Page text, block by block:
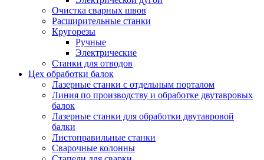
Очистка сварных швов
Расширительные станки
Кругорезы
Ручные
Электрические
Станки для отводов
Цех обработки балок
Лазерные станки с отдельным порталом
Линия по производству и обработке двутавровых
балок
Лазерные станки для обработки двутавровой
балки
Листоправильные станки
Сварочные колонны